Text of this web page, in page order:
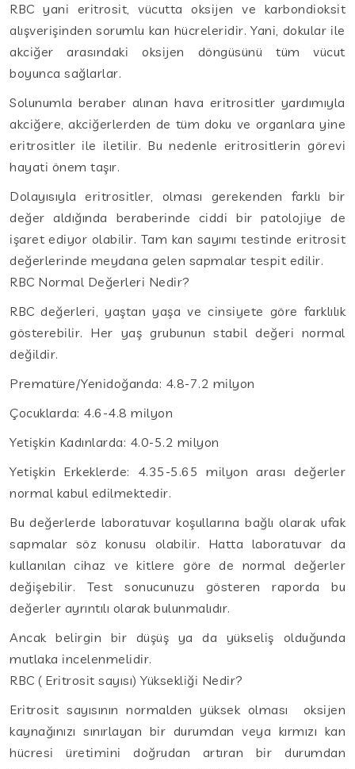
RBC yani eritrosit, vücutta oksijen ve karbondioksit
alışverişinden sorumlu kan hücreleridir. Yani, dokular ile
akciğer arasındaki oksijen döngüsünü tüm vücut
boyunca sağlarlar.
Solunumla beraber alınan hava eritrositler yardımıyla
akciğere, akciğerlerden de tüm doku ve organlara yine
eritrositler ile iletilir. Bu nedenle eritrositlerin görevi
hayati önem taşır.
Dolayısıyla eritrositler, olması gerekenden farklı bir
değer aldığında beraberinde ciddi bir patolojiye de
işaret ediyor olabilir. Tam kan sayımı testinde eritrosit
değerlerinde meydana gelen sapmalar tespit edilir.
RBC Normal Değerleri Nedir?
RBC değerleri, yaştan yaşa ve cinsiyete göre farklılık
gösterebilir. Her yaş grubunun stabil değeri normal
değildir.
Prematüre/Yenidoğanda: 4.8-7.2 milyon
Çocuklarda: 4.6-4.8 milyon
Yetişkin Kadınlarda: 4.0-5.2 milyon
Yetişkin Erkeklerde: 4.35-5.65 milyon arası değerler
normal kabul edilmektedir.
Bu değerlerde laboratuvar koşullarına bağlı olarak ufak
sapmalar söz konusu olabilir. Hatta laboratuvar da
kullanılan cihaz ve kitlere göre de normal değerler
değişebilir. Test sonucunuzu gösteren raporda bu
değerler ayrıntılı olarak bulunmalıdır.
Ancak belirgin bir düşüş ya da yükseliş olduğunda
mutlaka incelenmelidir.
RBC ( Eritrosit sayısı) Yüksekliği Nedir?
Eritrosit sayısının normalden yüksek olması oksijen
kaynağınızı sınırlayan bir durumdan veya kırmızı kan
hücresi üretimini doğrudan artıran bir durumdan